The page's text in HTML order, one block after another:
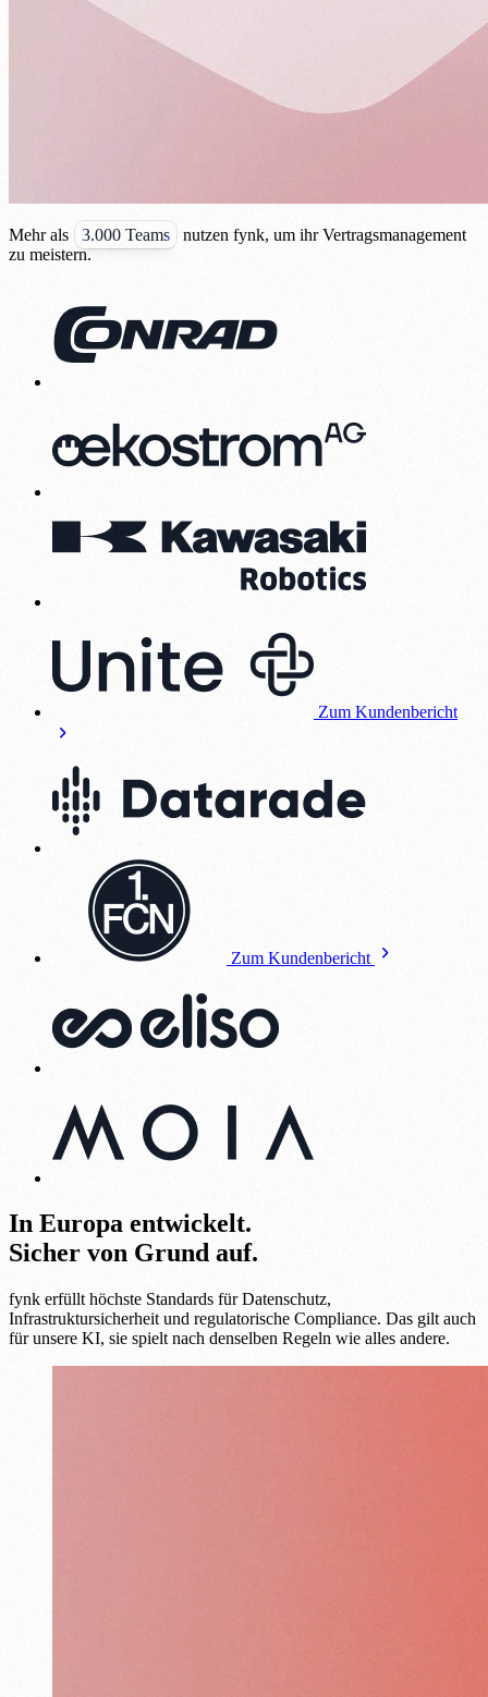
Mehr als 3.000 Teams
nutzen fynk, um ihr Vertragsmanagement
zu meistern.
Zum Kundenbericht
Zum Kundenbericht
In Europa entwickelt.
Sicher von Grund auf.
fynk erfüllt höchste Standards für Datenschutz,
Infrastruktursicherheit und regulatorische Compliance. Das gilt auch
für unsere KI, sie spielt nach denselben Regeln wie alles andere.